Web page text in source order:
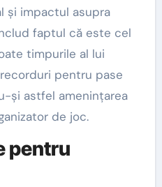
și impactul asupra
faptul că este cel
timpurile al lui
pentru pase
și astfel amenințarea
de joc.
pentru